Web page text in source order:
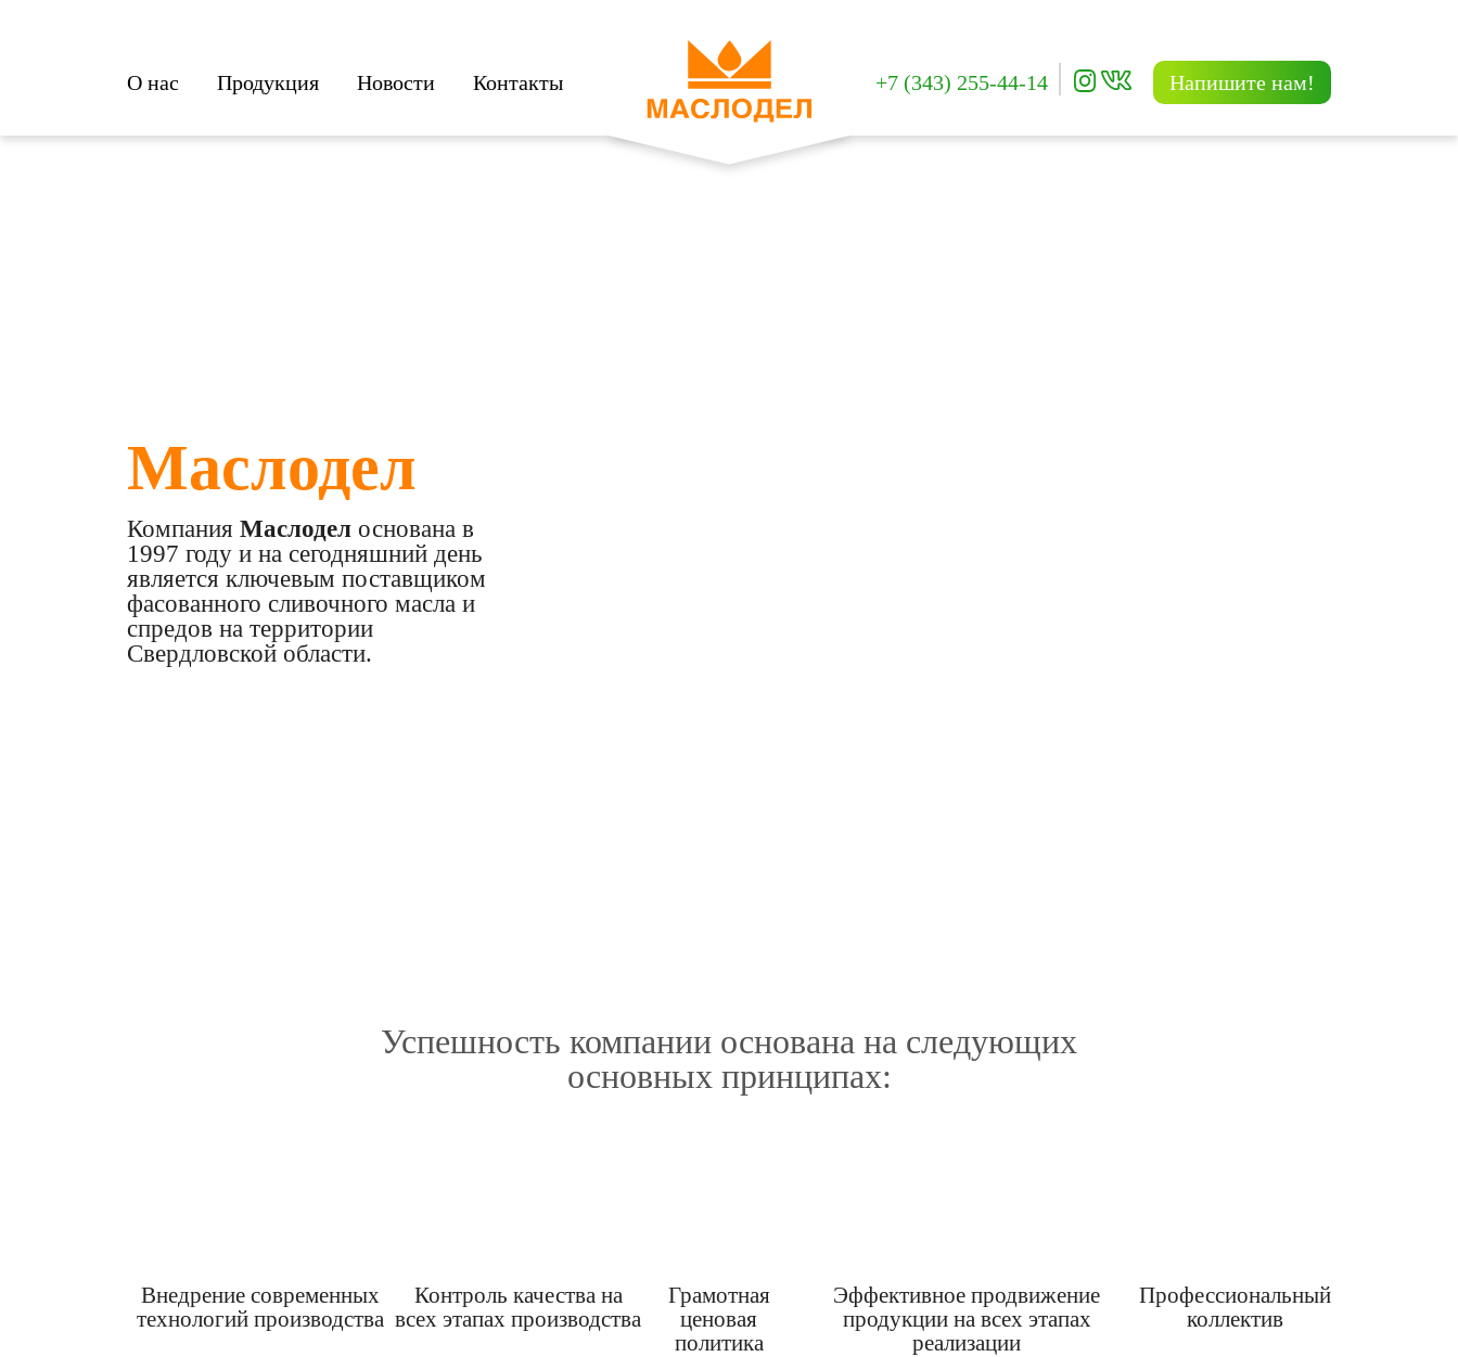
О нас Продукция Новости Контакты +7 (343) 255-44-14 Напишите нам!
Маслодел
Компания Маслодел основана в
1997 году и на сегодняшний день
является ключевым поставщиком
фасованного сливочного масла и
спредов на территории
Свердловской области.
Успешность компании основана на следующих
основных принципах:
Внедрение современных
технологий производства
Контроль качества на
всех этапах производства
Грамотная
ценовая
политика
Эффективное продвижение
продукции на всех этапах
реализации
Профессиональный
коллектив